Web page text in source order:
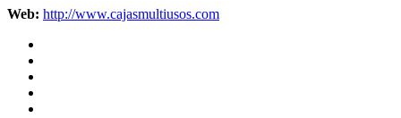
Web: http://www.cajasmultiusos.com